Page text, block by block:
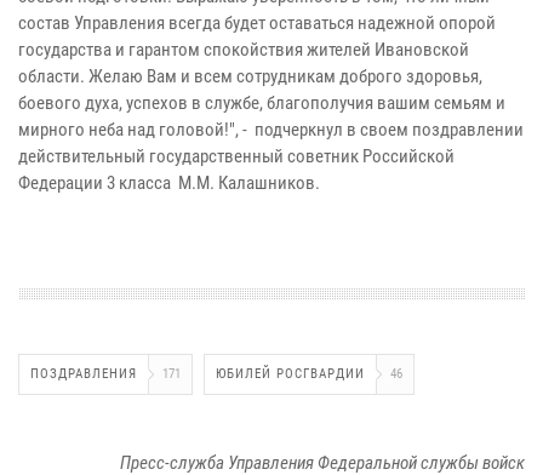
состав Управления всегда будет оставаться надежной опорой
государства и гарантом спокойствия жителей Ивановской
области. Желаю Вам и всем сотрудникам доброго здоровья,
боевого духа, успехов в службе, благополучия вашим семьям и
мирного неба над головой!", - подчеркнул в своем поздравлении
действительный государственный советник Российской
Федерации 3 класса М.М. Калашников.
ПОЗДРАВЛЕНИЯ 171 ЮБИЛЕЙ РОСГВАРДИИ 46
Пресс-служба Управления Федеральной службы войск